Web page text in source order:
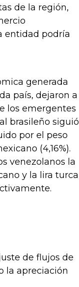
de la región,
entidad podría
generada
país, dejaron a
los emergentes
brasileño siguió
por el peso
(4,16%).
venezolanos la
y la lira turca
de flujos de
la apreciación